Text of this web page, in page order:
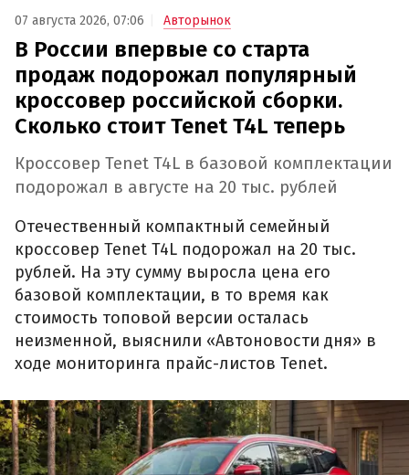
07 августа 2026, 07:06 Авторынок
В России впервые со старта
продаж подорожал популярный
кроссовер российской сборки.
Сколько стоит Tenet T4L теперь
Кроссовер Tenet T4L в базовой комплектации
подорожал в августе на 20 тыс. рублей
Отечественный компактный семейный
кроссовер Tenet T4L подорожал на 20 тыс.
рублей. На эту сумму выросла цена его
базовой комплектации, в то время как
стоимость топовой версии осталась
неизменной, выяснили «Автоновости дня» в
ходе мониторинга прайс-листов Tenet.